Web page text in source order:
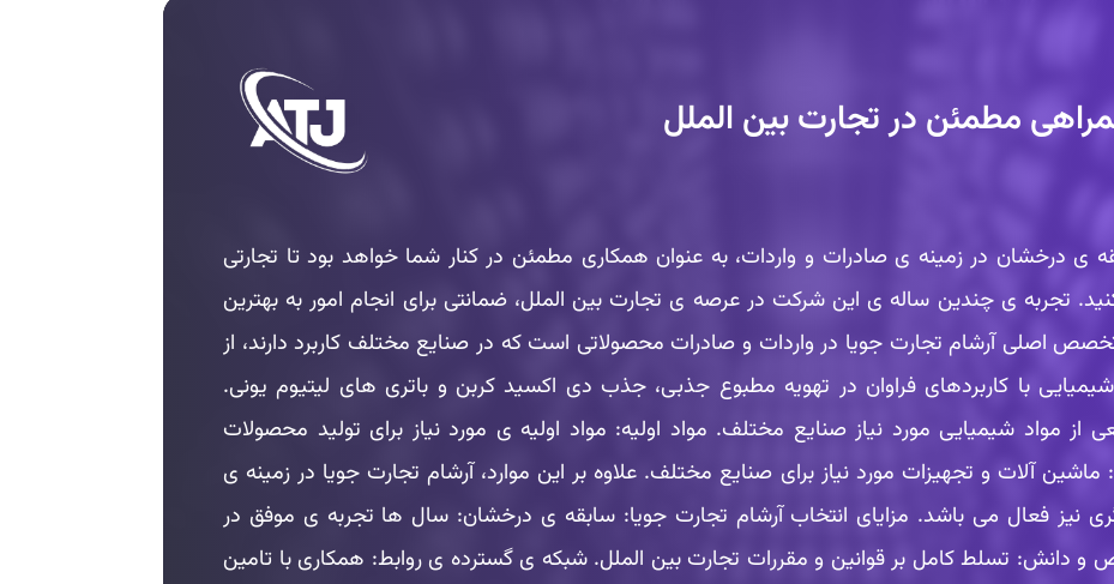
مطمئن در تجارت بین الملل
ی درخشان در زمینه ی صادرات و واردات، به عنوان همکاری مطمئن در کنار شما خواهد بود تا تجارتی
تجربه ی چندین ساله ی این شرکت در عرصه ی تجارت بین الملل، ضمانتی برای انجام امور به بهترین
آرشام تجارت جویا در واردات و صادرات محصولاتی است که در صنایع مختلف کاربرد دارند، از
با کاربردهای فراوان در تهویه مطبوع جذبی، جذب دی اکسید کربن و باتری های لیتیوم یونی.
مواد شیمیایی مورد نیاز صنایع مختلف. مواد اولیه: مواد اولیه ی مورد نیاز برای تولید محصولات
آلات و تجهیزات مورد نیاز برای صنایع مختلف. علاوه بر این موارد، آرشام تجارت جویا در زمینه ی
نیز فعال می باشد. مزایای انتخاب آرشام تجارت جویا: سابقه ی درخشان: سال ها تجربه ی موفق در
دانش: تسلط کامل بر قوانین و مقررات تجارت بین الملل. شبکه ی گسترده ی روابط: همکاری با تامین